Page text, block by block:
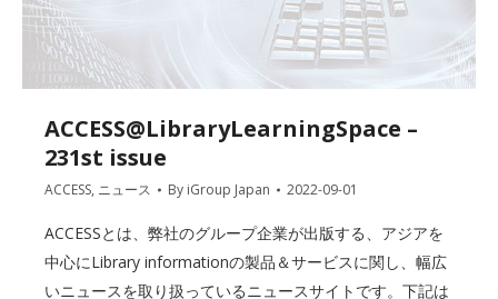
ACCESS@LibraryLearningSpace –
231st issue
ACCESS, ニュース By iGroup Japan 2022-09-01
ACCESSとは、弊社のグループ企業が出版する、アジアを
中心にLibrary informationの製品＆サービスに関し、幅広
いニュースを取り扱っているニュースサイトです。下記は